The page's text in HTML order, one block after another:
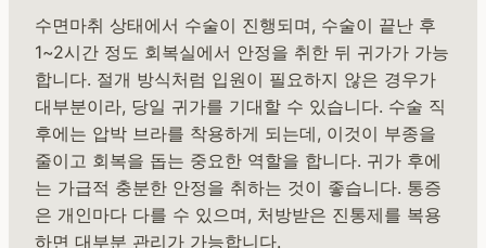
수면마취 상태에서 수술이 진행되며, 수술이 끝난 후
1~2시간 정도 회복실에서 안정을 취한 뒤 귀가가 가능
합니다. 절개 방식처럼 입원이 필요하지 않은 경우가
대부분이라, 당일 귀가를 기대할 수 있습니다. 수술 직
후에는 압박 브라를 착용하게 되는데, 이것이 부종을
줄이고 회복을 돕는 중요한 역할을 합니다. 귀가 후에
는 가급적 충분한 안정을 취하는 것이 좋습니다. 통증
은 개인마다 다를 수 있으며, 처방받은 진통제를 복용
하면 대부분 관리가 가능합니다.